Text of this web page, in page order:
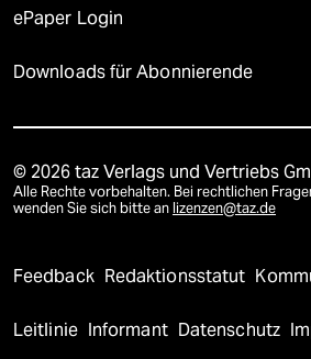
ePaper Login
Downloads für Abonnierende
© 2026 taz Verlags und Vertriebs
Alle Rechte vorbehalten. Bei rechtlichen
wenden Sie sich bitte an lizenzen@taz.de
Feedback Redaktionsstatut
Leitlinie Informant Datenschutz